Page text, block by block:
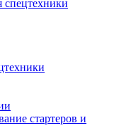
спецтехники
стартеров и